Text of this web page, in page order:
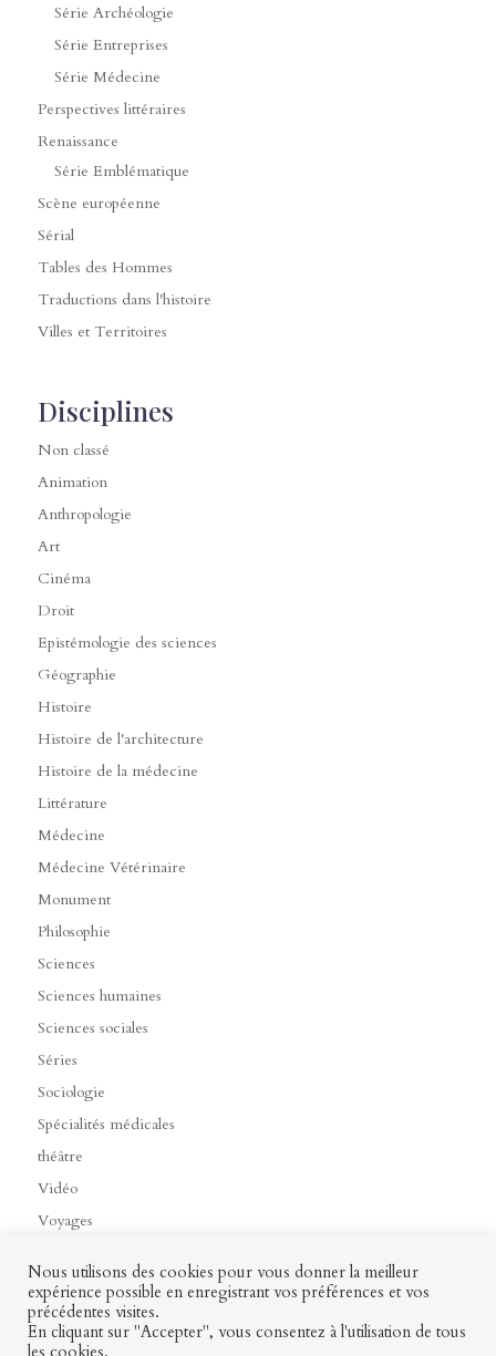
Série Archéologie
Série Entreprises
Série Médecine
Perspectives littéraires
Renaissance
Série Emblématique
Scène européenne
Sérial
Tables des Hommes
Traductions dans l'histoire
Villes et Territoires
Disciplines
Non classé
Animation
Anthropologie
Art
Cinéma
Droit
Epistémologie des sciences
Géographie
Histoire
Histoire de l'architecture
Histoire de la médecine
Littérature
Médecine
Médecine Vétérinaire
Monument
Philosophie
Sciences
Sciences humaines
Sciences sociales
Séries
Sociologie
Spécialités médicales
théâtre
Vidéo
Voyages
Contact Mon profil
Nous utilisons des cookies pour vous donner la meilleur
expérience possible en enregistrant vos préférences et vos
précédentes visites.
En cliquant sur "Accepter", vous consentez à l'utilisation de tous
les cookies.